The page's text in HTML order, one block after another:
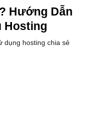
Hướng Dẫn
Hosting
dụng hosting chia sẻ